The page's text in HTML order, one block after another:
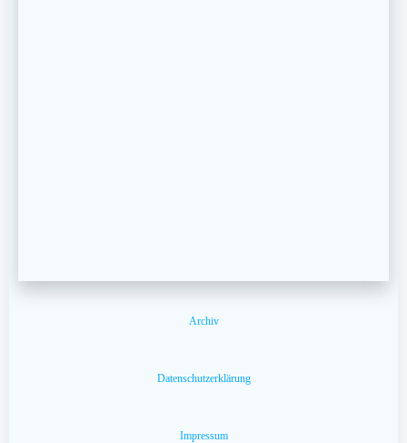
Archiv
Datenschutzerklärung
Impressum